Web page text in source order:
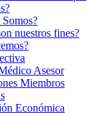
Somos?
nuestros fines?
Asesor
Miembros
Económica